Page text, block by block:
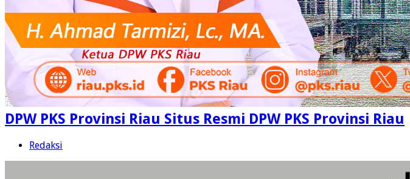
DPW PKS Provinsi Riau Situs Resmi DPW PKS Provinsi Riau
Redaksi